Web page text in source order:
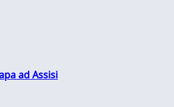
ad Assisi